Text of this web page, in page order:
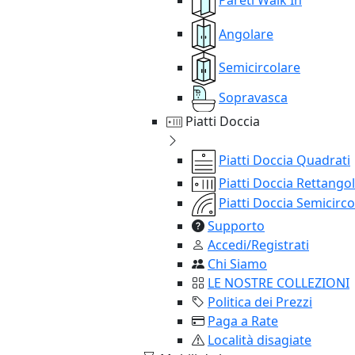
Angolare
Semicircolare
Sopravasca
Piatti Doccia
Piatti Doccia Quadrati
Piatti Doccia
Piatti Doccia
Supporto
Accedi/Registrati
Chi Siamo
LE NOSTRE COLLEZIONI
Politica dei Prezzi
Paga a Rate
Località disagiate